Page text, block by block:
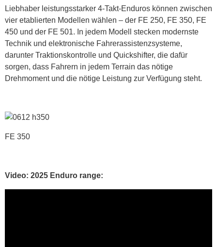
Liebhaber leistungsstarker 4-Takt-Enduros können zwischen
vier etablierten Modellen wählen – der FE 250, FE 350, FE
450 und der FE 501. In jedem Modell stecken modernste
Technik und elektronische Fahrerassistenzsysteme,
darunter Traktionskontrolle und Quickshifter, die dafür
sorgen, dass Fahrern in jedem Terrain das nötige
Drehmoment und die nötige Leistung zur Verfügung steht.
FE 350
Video: 2025 Enduro range: